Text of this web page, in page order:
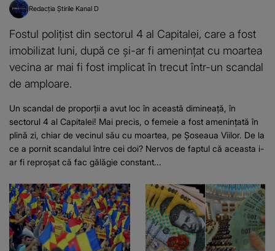
Redacția Știrile Kanal D
Fostul polițist din sectorul 4 al Capitalei, care a fost
imobilizat luni, după ce și-ar fi amenințat cu moartea
vecina ar mai fi fost implicat în trecut într-un scandal
de amploare.
Un scandal de proporții a avut loc în această dimineață, în
sectorul 4 al Capitalei! Mai precis, o femeie a fost amenințată în
plină zi, chiar de vecinul său cu moartea, pe Șoseaua Viilor. De la
ce a pornit scandalul între cei doi? Nervos de faptul că aceasta i-
ar fi reproșat că fac gălăgie constant...